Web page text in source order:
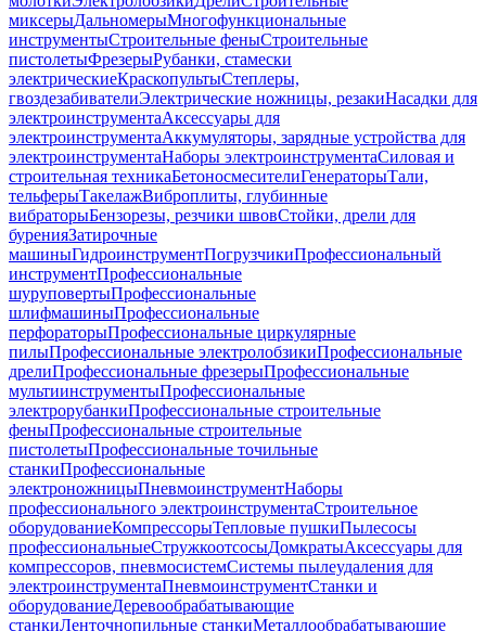
миксерыДальномерыМногофункциональные
инструментыСтроительные феныСтроительные
пистолетыФрезерыРубанки, стамески
электрическиеКраскопультыСтеплеры,
гвоздезабивателиЭлектрические ножницы, резакиНасадки для
электроинструментаАксессуары для
электроинструментаАккумуляторы, зарядные устройства для
электроинструментаНаборы электроинструментаСиловая и
строительная техникаБетоносмесителиГенераторыТали,
тельферыТакелажВиброплиты, глубинные
вибраторыБензорезы, резчики швовСтойки, дрели для
буренияЗатирочные
машиныГидроинструментПогрузчикиПрофессиональный
инструментПрофессиональные
шуруповертыПрофессиональные
шлифмашиныПрофессиональные
перфораторыПрофессиональные циркулярные
пилыПрофессиональные электролобзикиПрофессиональные
дрелиПрофессиональные фрезерыПрофессиональные
мультиинструментыПрофессиональные
электрорубанкиПрофессиональные строительные
феныПрофессиональные строительные
пистолетыПрофессиональные точильные
станкиПрофессиональные
электроножницыПневмоинструментНаборы
профессионального электроинструментаСтроительное
оборудованиеКомпрессорыТепловые пушкиПылесосы
профессиональныеСтружкоотсосыДомкратыАксессуары для
компрессоров, пневмосистемСистемы пылеудаления для
электроинструментаПневмоинструментСтанки и
оборудованиеДеревообрабатывающие
станкиЛенточнопильные станкиМеталлообрабатывающие